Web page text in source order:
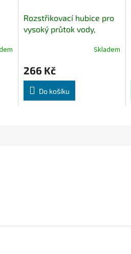
Rozstřikovací hubice pro
vysoký průtok vody,
Skladem
266 Kč
Do košíku